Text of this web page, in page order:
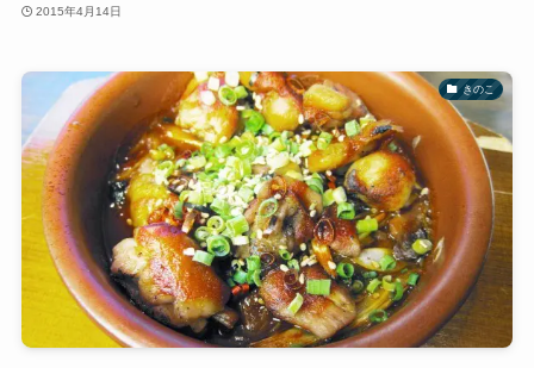
2015年4月14日
きのこ